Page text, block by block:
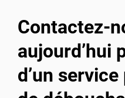
Contactez-
aujourd’hui
d’un